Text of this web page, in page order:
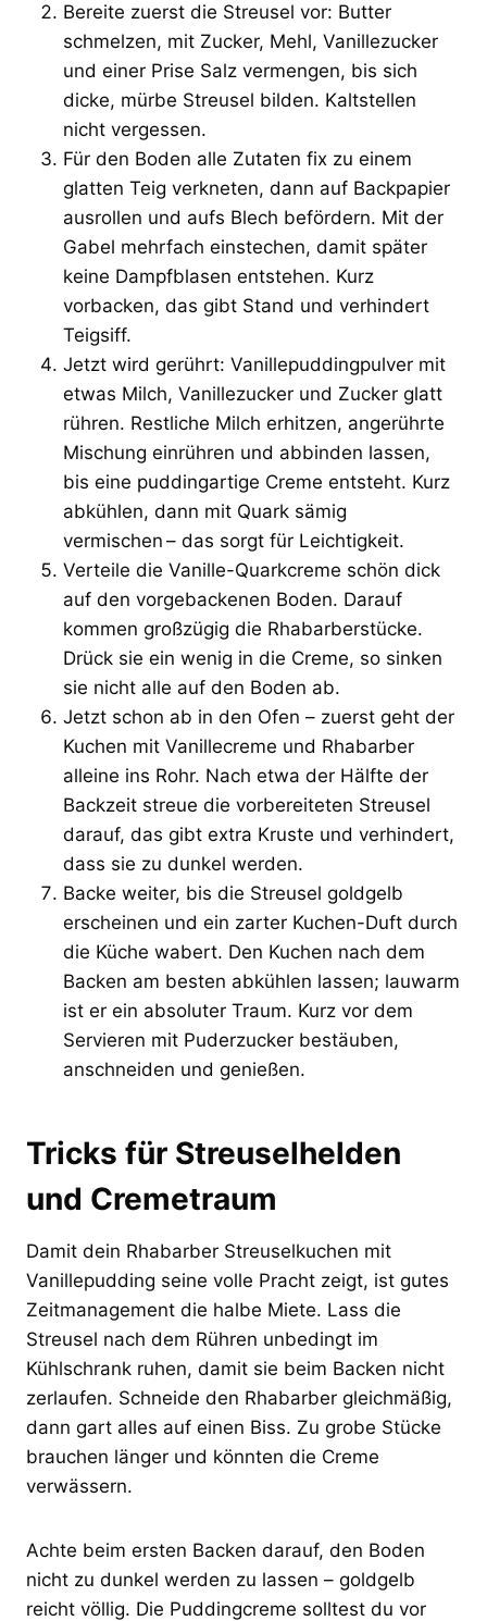
Bereite zuerst die Streusel vor: Butter
schmelzen, mit Zucker, Mehl, Vanillezucker
und einer Prise Salz vermengen, bis sich
dicke, mürbe Streusel bilden. Kaltstellen
nicht vergessen.
Für den Boden alle Zutaten fix zu einem
glatten Teig verkneten, dann auf Backpapier
ausrollen und aufs Blech befördern. Mit der
Gabel mehrfach einstechen, damit später
keine Dampfblasen entstehen. Kurz
vorbacken, das gibt Stand und verhindert
Teigsiff.
Jetzt wird gerührt: Vanillepuddingpulver mit
etwas Milch, Vanillezucker und Zucker glatt
rühren. Restliche Milch erhitzen, angerührte
Mischung einrühren und abbinden lassen,
bis eine puddingartige Creme entsteht. Kurz
abkühlen, dann mit Quark sämig
vermischen – das sorgt für Leichtigkeit.
Verteile die Vanille-Quarkcreme schön dick
auf den vorgebackenen Boden. Darauf
kommen großzügig die Rhabarberstücke.
Drück sie ein wenig in die Creme, so sinken
sie nicht alle auf den Boden ab.
Jetzt schon ab in den Ofen – zuerst geht der
Kuchen mit Vanillecreme und Rhabarber
alleine ins Rohr. Nach etwa der Hälfte der
Backzeit streue die vorbereiteten Streusel
darauf, das gibt extra Kruste und verhindert,
dass sie zu dunkel werden.
Backe weiter, bis die Streusel goldgelb
erscheinen und ein zarter Kuchen-Duft durch
die Küche wabert. Den Kuchen nach dem
Backen am besten abkühlen lassen; lauwarm
ist er ein absoluter Traum. Kurz vor dem
Servieren mit Puderzucker bestäuben,
anschneiden und genießen.
Tricks für Streuselhelden
und Cremetraum
Damit dein Rhabarber Streuselkuchen mit
Vanillepudding seine volle Pracht zeigt, ist gutes
Zeitmanagement die halbe Miete. Lass die
Streusel nach dem Rühren unbedingt im
Kühlschrank ruhen, damit sie beim Backen nicht
zerlaufen. Schneide den Rhabarber gleichmäßig,
dann gart alles auf einen Biss. Zu grobe Stücke
brauchen länger und könnten die Creme
verwässern.
Achte beim ersten Backen darauf, den Boden
nicht zu dunkel werden zu lassen – goldgelb
reicht völlig. Die Puddingcreme solltest du vor